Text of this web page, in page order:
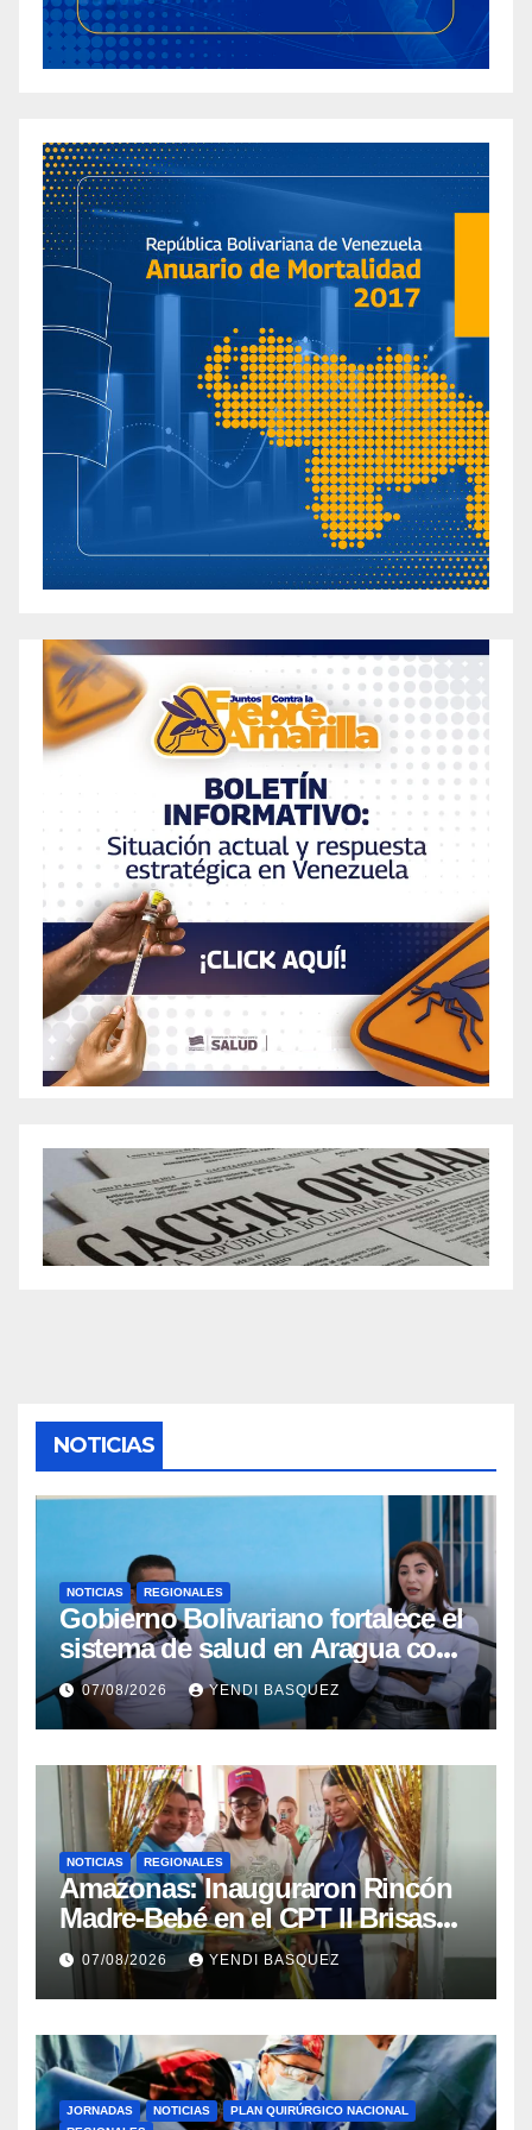
NOTICIAS
NOTICIAS REGIONALES
Gobierno Bolivariano fortalece el
sistema de salud en Aragua con
la reinauguración del CDI La
Mora
07/08/2026 YENDI BASQUEZ
NOTICIAS REGIONALES
​Amazonas: Inauguraron Rincón
Madre-Bebé en el CPT II Brisas
del Aeropuerto ​Inauguraron
Rincón
07/08/2026 YENDI BASQUEZ
JORNADAS NOTICIAS
PLAN QUIRÚRGICO NACIONAL